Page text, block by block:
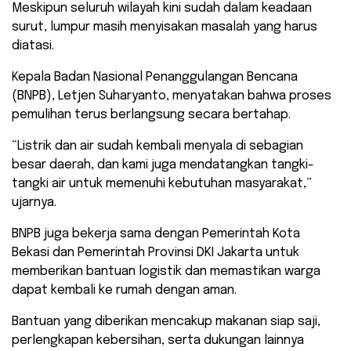
Meskipun seluruh wilayah kini sudah dalam keadaan
surut, lumpur masih menyisakan masalah yang harus
diatasi.
Kepala Badan Nasional Penanggulangan Bencana
(BNPB), Letjen Suharyanto, menyatakan bahwa proses
pemulihan terus berlangsung secara bertahap.
“Listrik dan air sudah kembali menyala di sebagian
besar daerah, dan kami juga mendatangkan tangki-
tangki air untuk memenuhi kebutuhan masyarakat,”
ujarnya.
BNPB juga bekerja sama dengan Pemerintah Kota
Bekasi dan Pemerintah Provinsi DKI Jakarta untuk
memberikan bantuan logistik dan memastikan warga
dapat kembali ke rumah dengan aman.
Bantuan yang diberikan mencakup makanan siap saji,
perlengkapan kebersihan, serta dukungan lainnya